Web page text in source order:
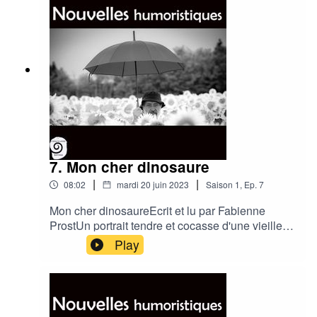
7. Mon cher dinosaure
08:02 | mardi 20 juin 2023 | Saison 1, Ep. 7
Mon cher dinosaureEcrit et lu par Fabienne
ProstUn portrait tendre et cocasse d'une vieille
dame un peu 'hors normes', un souvenir
d'enfance imaginaire. Quand les sensations d'un
moment passé enfant se nourrissent de
8min 01 Musique: Musicmediatracks.
Play